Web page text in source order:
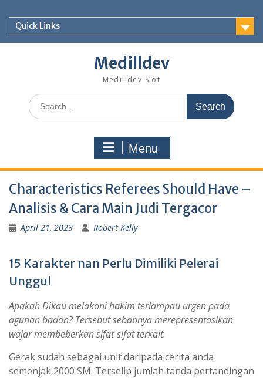
contentQuick Links
Medilldev
Medilldev Slot
Search
for:
Menu
Characteristics Referees Should Have –
Analisis & Cara Main Judi Tergacor
April 21, 2023 Robert Kelly
15 Karakter nan Perlu Dimiliki Pelerai
Unggul
Apakah Dikau melakoni hakim terlampau urgen pada
agunan badan? Tersebut sebabnya merepresentasikan
wajar membeberkan sifat-sifat terkait.
Gerak sudah sebagai unit daripada cerita anda
semenjak 2000 SM. Terselip jumlah tanda pertandingan